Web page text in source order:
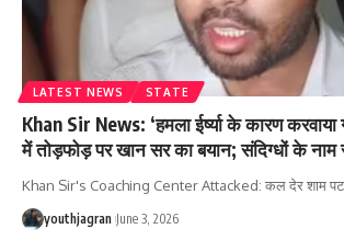
LATEST NEWS STATE
Khan Sir News: ‘हमला ईर्ष्या के कारण करवाया
में तोड़फोड़ पर खान सर का बयान; संदिग्धों के
Khan Sir's Coaching Center Attacked: कल देर शाम
youthjagran June 3, 2026